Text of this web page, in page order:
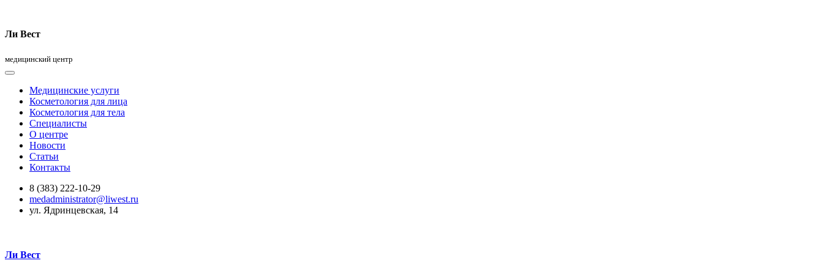
Ли Вест
медицинский центр
Медицинские услуги
Косметология для лица
Косметология для тела
Специалисты
О центре
Новости
Статьи
Контакты
8 (383) 222-10-29
medadministrator@liwest.ru
ул. Ядринцевская, 14
Ли Вест